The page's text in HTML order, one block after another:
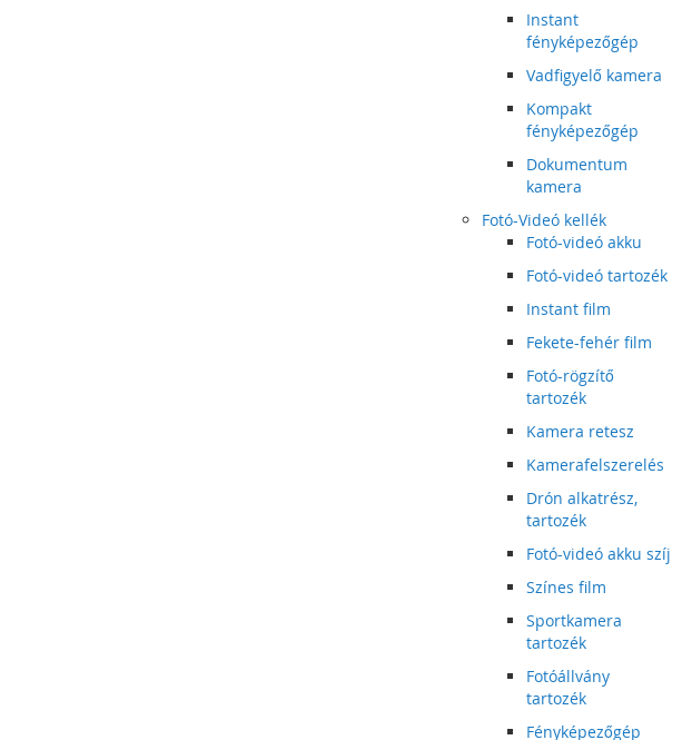
Instant
fényképezőgép
Vadfigyelő kamera
Kompakt
fényképezőgép
Dokumentum
kamera
Fotó-Videó kellék
Fotó-videó akku
Fotó-videó tartozék
Instant film
Fekete-fehér film
Fotó-rögzítő
tartozék
Kamera retesz
Kamerafelszerelés
Drón alkatrész,
tartozék
Fotó-videó akku szíj
Színes film
Sportkamera
tartozék
Fotóállvány
tartozék
Fényképezőgép